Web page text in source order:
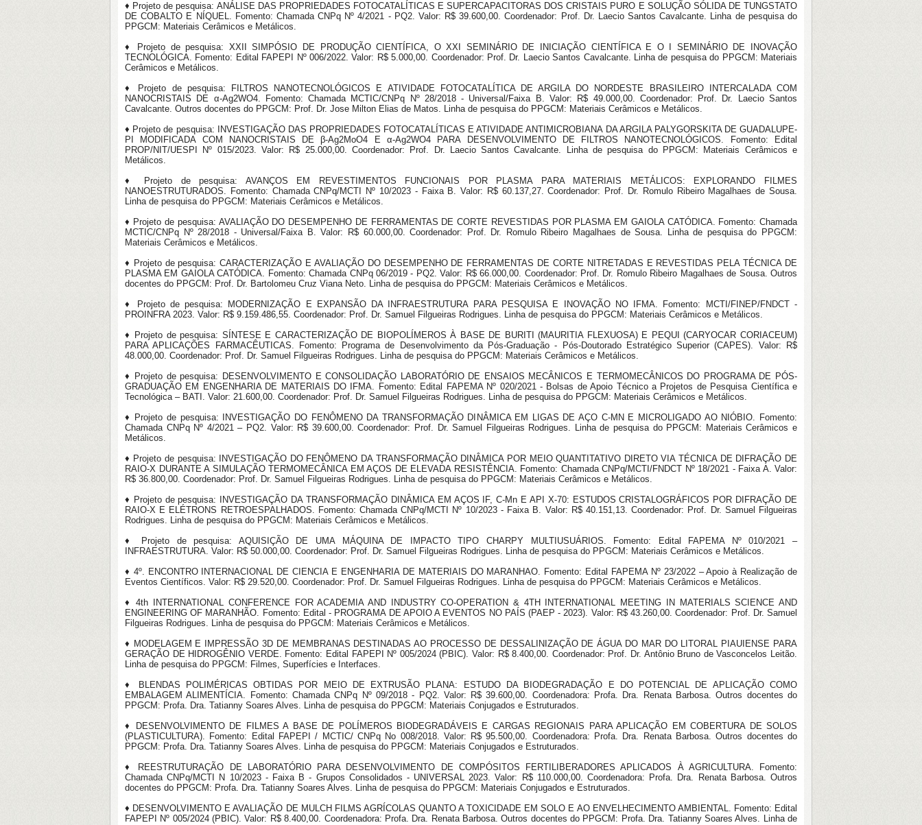
♦ Projeto de pesquisa: ANÁLISE DAS PROPRIEDADES FOTOCATALÍTICAS E SUPERCAPACITORAS DOS CRISTAIS PURO E SOLUÇÃO SÓLIDA DE TUNGSTATO
DE COBALTO E NÍQUEL. Fomento: Chamada CNPq Nº 4/2021 - PQ2. Valor: R$ 39.600,00. Coordenador: Prof. Dr. Laecio Santos Cavalcante. Linha de pesquisa do
PPGCM: Materiais Cerâmicos e Metálicos.
♦ Projeto de pesquisa: XXII SIMPÓSIO DE PRODUÇÃO CIENTÍFICA, O XXI SEMINÁRIO DE INICIAÇÃO CIENTÍFICA E O I SEMINÁRIO DE INOVAÇÃO
TECNOLÓGICA. Fomento: Edital FAPEPI Nº 006/2022. Valor: R$ 5.000,00. Coordenador: Prof. Dr. Laecio Santos Cavalcante. Linha de pesquisa do PPGCM: Materiais
Cerâmicos e Metálicos.
♦ Projeto de pesquisa: FILTROS NANOTECNOLÓGICOS E ATIVIDADE FOTOCATALÍTICA DE ARGILA DO NORDESTE BRASILEIRO INTERCALADA COM
NANOCRISTAIS DE α-Ag2WO4. Fomento: Chamada MCTIC/CNPq Nº 28/2018 - Universal/Faixa B. Valor: R$ 49.000,00. Coordenador: Prof. Dr. Laecio Santos
Cavalcante. Outros docentes do PPGCM: Prof. Dr. Jose Milton Elias de Matos. Linha de pesquisa do PPGCM: Materiais Cerâmicos e Metálicos.
♦ Projeto de pesquisa: INVESTIGAÇÃO DAS PROPRIEDADES FOTOCATALÍTICAS E ATIVIDADE ANTIMICROBIANA DA ARGILA PALYGORSKITA DE GUADALUPE-
PI MODIFICADA COM NANOCRISTAIS DE β-Ag2MoO4 E α-Ag2WO4 PARA DESENVOLVIMENTO DE FILTROS NANOTECNOLÓGICOS. Fomento: Edital
PROP/NIT/UESPI Nº 015/2023. Valor: R$ 25.000,00. Coordenador: Prof. Dr. Laecio Santos Cavalcante. Linha de pesquisa do PPGCM: Materiais Cerâmicos e
Metálicos.
♦ Projeto de pesquisa: AVANÇOS EM REVESTIMENTOS FUNCIONAIS POR PLASMA PARA MATERIAIS METÁLICOS: EXPLORANDO FILMES
NANOESTRUTURADOS. Fomento: Chamada CNPq/MCTI Nº 10/2023 - Faixa B. Valor: R$ 60.137,27. Coordenador: Prof. Dr. Romulo Ribeiro Magalhaes de Sousa.
Linha de pesquisa do PPGCM: Materiais Cerâmicos e Metálicos.
♦ Projeto de pesquisa: AVALIAÇÃO DO DESEMPENHO DE FERRAMENTAS DE CORTE REVESTIDAS POR PLASMA EM GAIOLA CATÓDICA. Fomento: Chamada
MCTIC/CNPq Nº 28/2018 - Universal/Faixa B. Valor: R$ 60.000,00. Coordenador: Prof. Dr. Romulo Ribeiro Magalhaes de Sousa. Linha de pesquisa do PPGCM:
Materiais Cerâmicos e Metálicos.
♦ Projeto de pesquisa: CARACTERIZAÇÃO E AVALIAÇÃO DO DESEMPENHO DE FERRAMENTAS DE CORTE NITRETADAS E REVESTIDAS PELA TÉCNICA DE
PLASMA EM GAIOLA CATÓDICA. Fomento: Chamada CNPq 06/2019 - PQ2. Valor: R$ 66.000,00. Coordenador: Prof. Dr. Romulo Ribeiro Magalhaes de Sousa. Outros
docentes do PPGCM: Prof. Dr. Bartolomeu Cruz Viana Neto. Linha de pesquisa do PPGCM: Materiais Cerâmicos e Metálicos.
♦ Projeto de pesquisa: MODERNIZAÇÃO E EXPANSÃO DA INFRAESTRUTURA PARA PESQUISA E INOVAÇÃO NO IFMA. Fomento: MCTI/FINEP/FNDCT -
PROINFRA 2023. Valor: R$ 9.159.486,55. Coordenador: Prof. Dr. Samuel Filgueiras Rodrigues. Linha de pesquisa do PPGCM: Materiais Cerâmicos e Metálicos.
♦ Projeto de pesquisa: SÍNTESE E CARACTERIZAÇÃO DE BIOPOLÍMEROS À BASE DE BURITI (MAURITIA FLEXUOSA) E PEQUI (CARYOCAR CORIACEUM)
PARA APLICAÇÕES FARMACÊUTICAS. Fomento: Programa de Desenvolvimento da Pós-Graduação - Pós-Doutorado Estratégico Superior (CAPES). Valor: R$
48.000,00. Coordenador: Prof. Dr. Samuel Filgueiras Rodrigues. Linha de pesquisa do PPGCM: Materiais Cerâmicos e Metálicos.
♦ Projeto de pesquisa: DESENVOLVIMENTO E CONSOLIDAÇÃO LABORATÓRIO DE ENSAIOS MECÂNICOS E TERMOMECÂNICOS DO PROGRAMA DE PÓS-
GRADUAÇÃO EM ENGENHARIA DE MATERIAIS DO IFMA. Fomento: Edital FAPEMA Nº 020/2021 - Bolsas de Apoio Técnico a Projetos de Pesquisa Científica e
Tecnológica – BATI. Valor: 21.600,00. Coordenador: Prof. Dr. Samuel Filgueiras Rodrigues. Linha de pesquisa do PPGCM: Materiais Cerâmicos e Metálicos.
♦ Projeto de pesquisa: INVESTIGAÇÃO DO FENÔMENO DA TRANSFORMAÇÃO DINÂMICA EM LIGAS DE AÇO C-MN E MICROLIGADO AO NIÓBIO. Fomento:
Chamada CNPq Nº 4/2021 – PQ2. Valor: R$ 39.600,00. Coordenador: Prof. Dr. Samuel Filgueiras Rodrigues. Linha de pesquisa do PPGCM: Materiais Cerâmicos e
Metálicos.
♦ Projeto de pesquisa: INVESTIGAÇÃO DO FENÔMENO DA TRANSFORMAÇÃO DINÂMICA POR MEIO QUANTITATIVO DIRETO VIA TÉCNICA DE DIFRAÇÃO DE
RAIO-X DURANTE A SIMULAÇÃO TERMOMECÂNICA EM AÇOS DE ELEVADA RESISTÊNCIA. Fomento: Chamada CNPq/MCTI/FNDCT Nº 18/2021 - Faixa A. Valor:
R$ 36.800,00. Coordenador: Prof. Dr. Samuel Filgueiras Rodrigues. Linha de pesquisa do PPGCM: Materiais Cerâmicos e Metálicos.
♦ Projeto de pesquisa: INVESTIGAÇÃO DA TRANSFORMAÇÃO DINÂMICA EM AÇOS IF, C-Mn E API X-70: ESTUDOS CRISTALOGRÁFICOS POR DIFRAÇÃO DE
RAIO-X E ELÉTRONS RETROESPALHADOS. Fomento: Chamada CNPq/MCTI Nº 10/2023 - Faixa B. Valor: R$ 40.151,13. Coordenador: Prof. Dr. Samuel Filgueiras
Rodrigues. Linha de pesquisa do PPGCM: Materiais Cerâmicos e Metálicos.
♦ Projeto de pesquisa: AQUISIÇÃO DE UMA MÁQUINA DE IMPACTO TIPO CHARPY MULTIUSUÁRIOS. Fomento: Edital FAPEMA Nº 010/2021 –
INFRAESTRUTURA. Valor: R$ 50.000,00. Coordenador: Prof. Dr. Samuel Filgueiras Rodrigues. Linha de pesquisa do PPGCM: Materiais Cerâmicos e Metálicos.
♦ 4º. ENCONTRO INTERNACIONAL DE CIENCIA E ENGENHARIA DE MATERIAIS DO MARANHAO. Fomento: Edital FAPEMA Nº 23/2022 – Apoio à Realização de
Eventos Científicos. Valor: R$ 29.520,00. Coordenador: Prof. Dr. Samuel Filgueiras Rodrigues. Linha de pesquisa do PPGCM: Materiais Cerâmicos e Metálicos.
♦ 4th INTERNATIONAL CONFERENCE FOR ACADEMIA AND INDUSTRY CO-OPERATION & 4TH INTERNATIONAL MEETING IN MATERIALS SCIENCE AND
ENGINEERING OF MARANHÃO. Fomento: Edital - PROGRAMA DE APOIO A EVENTOS NO PAÍS (PAEP - 2023). Valor: R$ 43.260,00. Coordenador: Prof. Dr. Samuel
Filgueiras Rodrigues. Linha de pesquisa do PPGCM: Materiais Cerâmicos e Metálicos.
♦ MODELAGEM E IMPRESSÃO 3D DE MEMBRANAS DESTINADAS AO PROCESSO DE DESSALINIZAÇÃO DE ÁGUA DO MAR DO LITORAL PIAUIENSE PARA
GERAÇÃO DE HIDROGÊNIO VERDE. Fomento: Edital FAPEPI Nº 005/2024 (PBIC). Valor: R$ 8.400,00. Coordenador: Prof. Dr. Antônio Bruno de Vasconcelos Leitão.
Linha de pesquisa do PPGCM: Filmes, Superfícies e Interfaces.
♦ BLENDAS POLIMÉRICAS OBTIDAS POR MEIO DE EXTRUSÃO PLANA: ESTUDO DA BIODEGRADAÇÃO E DO POTENCIAL DE APLICAÇÃO COMO
EMBALAGEM ALIMENTÍCIA. Fomento: Chamada CNPq Nº 09/2018 - PQ2. Valor: R$ 39.600,00. Coordenadora: Profa. Dra. Renata Barbosa. Outros docentes do
PPGCM: Profa. Dra. Tatianny Soares Alves. Linha de pesquisa do PPGCM: Materiais Conjugados e Estruturados.
♦ DESENVOLVIMENTO DE FILMES A BASE DE POLÍMEROS BIODEGRADÁVEIS E CARGAS REGIONAIS PARA APLICAÇÃO EM COBERTURA DE SOLOS
(PLASTICULTURA). Fomento: Edital FAPEPI / MCTIC/ CNPq No 008/2018. Valor: R$ 95.500,00. Coordenadora: Profa. Dra. Renata Barbosa. Outros docentes do
PPGCM: Profa. Dra. Tatianny Soares Alves. Linha de pesquisa do PPGCM: Materiais Conjugados e Estruturados.
♦ REESTRUTURAÇÃO DE LABORATÓRIO PARA DESENVOLVIMENTO DE COMPÓSITOS FERTILIBERADORES APLICADOS À AGRICULTURA. Fomento:
Chamada CNPq/MCTI N 10/2023 - Faixa B - Grupos Consolidados - UNIVERSAL 2023. Valor: R$ 110.000,00. Coordenadora: Profa. Dra. Renata Barbosa. Outros
docentes do PPGCM: Profa. Dra. Tatianny Soares Alves. Linha de pesquisa do PPGCM: Materiais Conjugados e Estruturados.
♦ DESENVOLVIMENTO E AVALIAÇÃO DE MULCH FILMS AGRÍCOLAS QUANTO A TOXICIDADE EM SOLO E AO ENVELHECIMENTO AMBIENTAL. Fomento: Edital
FAPEPI Nº 005/2024 (PBIC). Valor: R$ 8.400,00. Coordenadora: Profa. Dra. Renata Barbosa. Outros docentes do PPGCM: Profa. Dra. Tatianny Soares Alves. Linha de